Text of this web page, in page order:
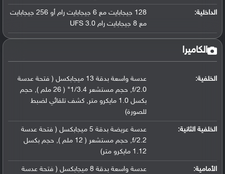
الداخلية:
128 جيجابايت مع 6 جيجابايت رام أو 256 جيجابايت
مع 8 جيجابايت رام UFS 3.0
الكاميرا
الخلفية:
عدسة واسعة بدقة 13 ميجابكسل ( فتحة عدسة
f/2.0, حجم مستشعر 1/3.4" ( 26 ملم ), حجم
بكسل 1.0 مايكرو متر, كشف تلقائي لضبط
للصورة)
الخلفية الثانية:
عدسة عريضة بدقة 5 ميجابكسل ( فتحة عدسة
f/2.2, حجم مستشعر ( 12 ملم ), حجم بكسل
1.12 مايكرو متر)
الأمامية:
عدسة واسعة بدقة 8 ميجابكسل ( فتحة عدسة